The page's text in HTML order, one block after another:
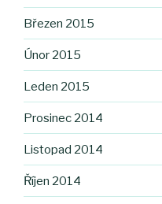
Březen 2015
Únor 2015
Leden 2015
Prosinec 2014
Listopad 2014
Říjen 2014